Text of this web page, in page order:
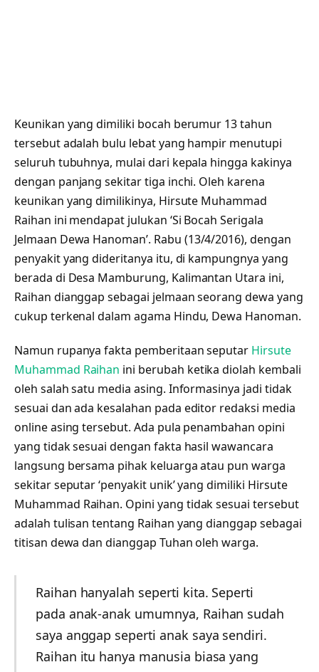
Keunikan yang dimiliki bocah berumur 13 tahun
tersebut adalah bulu lebat yang hampir menutupi
seluruh tubuhnya, mulai dari kepala hingga kakinya
dengan panjang sekitar tiga inchi. Oleh karena
keunikan yang dimilikinya, Hirsute Muhammad
Raihan ini mendapat julukan ‘Si Bocah Serigala
Jelmaan Dewa Hanoman’. Rabu (13/4/2016), dengan
penyakit yang dideritanya itu, di kampungnya yang
berada di Desa Mamburung, Kalimantan Utara ini,
Raihan dianggap sebagai jelmaan seorang dewa yang
cukup terkenal dalam agama Hindu, Dewa Hanoman.
Namun rupanya fakta pemberitaan seputar Hirsute
Muhammad Raihan ini berubah ketika diolah kembali
oleh salah satu media asing. Informasinya jadi tidak
sesuai dan ada kesalahan pada editor redaksi media
online asing tersebut. Ada pula penambahan opini
yang tidak sesuai dengan fakta hasil wawancara
langsung bersama pihak keluarga atau pun warga
sekitar seputar ‘penyakit unik’ yang dimiliki Hirsute
Muhammad Raihan. Opini yang tidak sesuai tersebut
adalah tulisan tentang Raihan yang dianggap sebagai
titisan dewa dan dianggap Tuhan oleh warga.
Raihan hanyalah seperti kita. Seperti
pada anak-anak umumnya, Raihan sudah
saya anggap seperti anak saya sendiri.
Raihan itu hanya manusia biasa yang